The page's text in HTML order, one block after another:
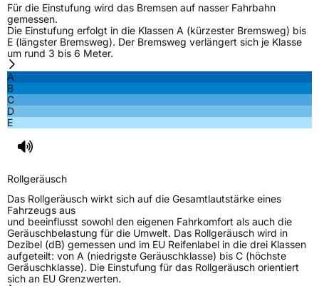
Für die Einstufung wird das Bremsen auf nasser Fahrbahn
gemessen.
Die Einstufung erfolgt in die Klassen A (kürzester Bremsweg) bis
E (längster Bremsweg). Der Bremsweg verlängert sich je Klasse
um rund 3 bis 6 Meter.
A
B
C
D
E
Rollgeräusch
Das Rollgeräusch wirkt sich auf die Gesamtlautstärke eines
Fahrzeugs aus
und beeinflusst sowohl den eigenen Fahrkomfort als auch die
Geräuschbelastung für die Umwelt. Das Rollgeräusch wird in
Dezibel (dB) gemessen und im EU Reifenlabel in die drei Klassen
aufgeteilt: von A (niedrigste Geräuschklasse) bis C (höchste
Geräuschklasse). Die Einstufung für das Rollgeräusch orientiert
sich an EU Grenzwerten.